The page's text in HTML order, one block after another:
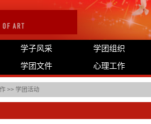
学子风采 学团组织
学团文件 心理工作
>> 学团活动